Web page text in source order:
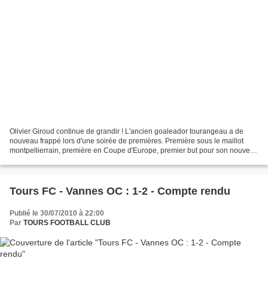
Olivier Giroud continue de grandir ! L'ancien goaleador tourangeau a de
nouveau frappé lors d'une soirée de premières. Première sous le maillot
montpellierrain, première en Coupe d'Europe, premier but pour son nouveau
Tours FC - Vannes OC : 1-2 - Compte rendu
Publié le 30/07/2010 à 22:00
Par TOURS FOOTBALL CLUB